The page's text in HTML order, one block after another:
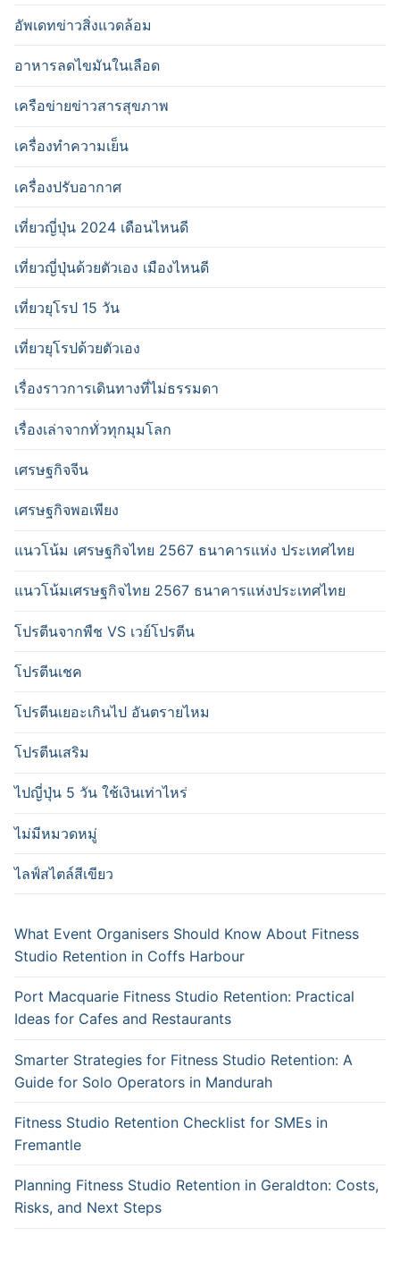
อัพเดทข่าวสิ่งแวดล้อม
อาหารลดไขมันในเลือด
เครือข่ายข่าวสารสุขภาพ
เครื่องทำความเย็น
เครื่องปรับอากาศ
เที่ยวญี่ปุ่น 2024 เดือนไหนดี
เที่ยวญี่ปุ่นด้วยตัวเอง เมืองไหนดี
เที่ยวยุโรป 15 วัน
เที่ยวยุโรปด้วยตัวเอง
เรื่องราวการเดินทางที่ไม่ธรรมดา
เรื่องเล่าจากทั่วทุกมุมโลก
เศรษฐกิจจีน
เศรษฐกิจพอเพียง
แนวโน้ม เศรษฐกิจไทย 2567 ธนาคารแห่ง ประเทศไทย
แนวโน้มเศรษฐกิจไทย 2567 ธนาคารแห่งประเทศไทย
โปรตีนจากพืช VS เวย์โปรตีน
โปรตีนเชค
โปรตีนเยอะเกินไป อันตรายไหม
โปรตีนเสริม
ไปญี่ปุ่น 5 วัน ใช้เงินเท่าไหร่
ไม่มีหมวดหมู่
ไลฟ์สไตล์สีเขียว
What Event Organisers Should Know About Fitness
Studio Retention in Coffs Harbour
Port Macquarie Fitness Studio Retention: Practical
Ideas for Cafes and Restaurants
Smarter Strategies for Fitness Studio Retention: A
Guide for Solo Operators in Mandurah
Fitness Studio Retention Checklist for SMEs in
Fremantle
Planning Fitness Studio Retention in Geraldton: Costs,
Risks, and Next Steps